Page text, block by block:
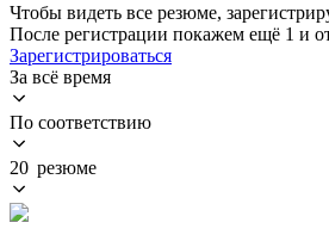
Чтобы видеть все резюме,
После регистрации покажем ещё 1 и
Зарегистрироваться
За всё время
По соответствию
20 резюме